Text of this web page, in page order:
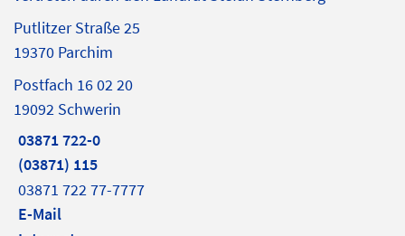
Putlitzer Straße 25
19370 Parchim
Postfach 16 02 20
19092 Schwerin
03871 722-0
(03871) 115
03871 722 77-7777
E-Mail